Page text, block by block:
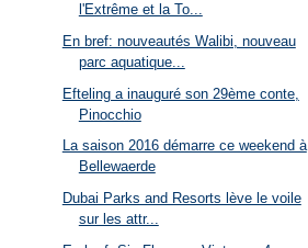
l'Extrême et la To...
En bref: nouveautés Walibi, nouveau
parc aquatique...
Efteling a inauguré son 29ème conte,
Pinocchio
La saison 2016 démarre ce weekend à
Bellewaerde
Dubai Parks and Resorts lève le voile
sur les attr...